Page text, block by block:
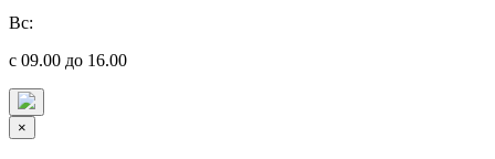
Вс:
с 09.00 до 16.00
×